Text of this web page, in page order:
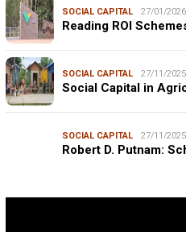
SOCIAL CAPITAL 27/01/2026
Reading ROI
SOCIAL CAPITAL 27/11/2025
Social Capital in
SOCIAL CAPITAL 27/11/2025
Robert D. Putnam: